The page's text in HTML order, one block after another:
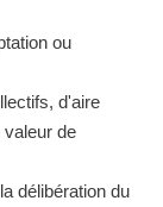
ou
d'aire
de
délibération du